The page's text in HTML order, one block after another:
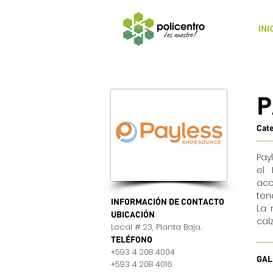
INFORMACIÓN DE CONTACTO
UBICACIÓN
Local # 23, Planta Baja.
TELÉFONO
+593 4 208 4004
+593 4 208 4016
el
La